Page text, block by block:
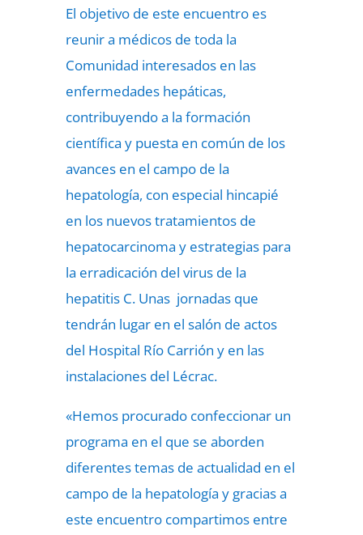
El objetivo de este encuentro es
reunir a médicos de toda la
Comunidad interesados en las
enfermedades hepáticas,
contribuyendo a la formación
científica y puesta en común de los
avances en el campo de la
hepatología, con especial hincapié
en los nuevos tratamientos de
hepatocarcinoma y estrategias para
la erradicación del virus de la
hepatitis C. Unas jornadas que
tendrán lugar en el salón de actos
del Hospital Río Carrión y en las
instalaciones del Lécrac.
«Hemos procurado confeccionar un
programa en el que se aborden
diferentes temas de actualidad en el
campo de la hepatología y gracias a
este encuentro compartimos entre